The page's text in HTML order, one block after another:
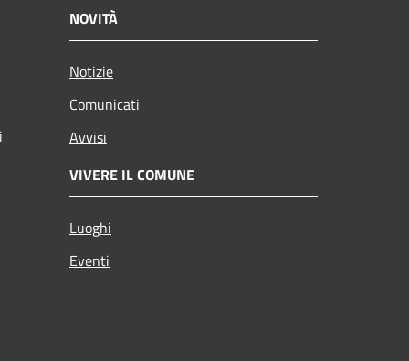
NOVITÀ
Notizie
Comunicati
Avvisi
VIVERE IL COMUNE
Luoghi
Eventi